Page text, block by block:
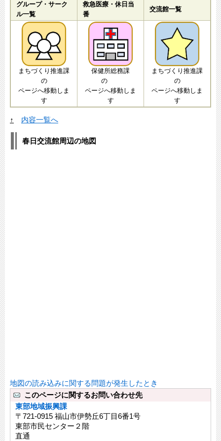
グループ・サーク
ル一覧
救急医療・休日当
番
交流館一覧
まちづくり推進課
の
ページへ移動しま
す
保健所総務課
の
ページへ移動しま
す
まちづくり推進課
の
ページへ移動しま
す
↑ 内容一覧へ
春日交流館周辺の地図
地図の読み込みに関する問題が発生したとき
このページに関するお問い合わせ先
東部地域振興課
〒721-0915 福山市伊勢丘6丁目6番1号
東部市民センター２階
直通